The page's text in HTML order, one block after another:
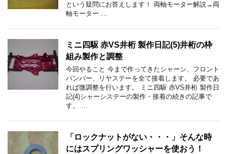
という疑問にお答えします！ 両軸モーター解説→両
軸モーター …
ミニ四駆 赤VS井桁 製作日記(5)井桁の枠
組み製作と調整
今回やること 今まで作ってきたシャーシ、フロント
バンパー、リヤステーを全て接着します。 必要であ
れば微調整を行います。 ミニ四駆 赤VS井桁 製作日
記(4)シャーシステーの製作・接着の続きの記事で
す。 …
「ロックナットがない・・・」そんな時
にはスプリングワッシャーを使おう！